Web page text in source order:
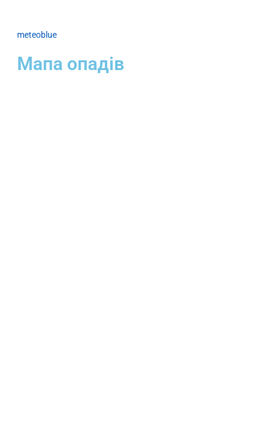
meteoblue
Мапа опадів